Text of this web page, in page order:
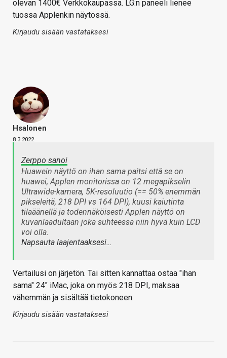
olevan 1400€ Verkkokaupassa. LG:n paneeli lienee
tuossa Applenkin näytössä.
Kirjaudu sisään vastataksesi
Hsalonen
8.3.2022
Zerppo sanoi
Huawein näyttö on ihan sama paitsi että se on
huawei, Applen monitorissa on 12 megapikselin
Ultrawide-kamera, 5K-resoluutio (== 50% enemmän
pikseleitä, 218 DPI vs 164 DPI), kuusi kaiutinta
tilaäänellä ja todennäköisesti Applen näyttö on
kuvanlaadultaan joka suhteessa niin hyvä kuin LCD
voi olla.
Napsauta laajentaaksesi…
Vertailusi on järjetön. Tai sitten kannattaa ostaa "ihan
sama" 24" iMac, joka on myös 218 DPI, maksaa
vähemmän ja sisältää tietokoneen.
Kirjaudu sisään vastataksesi